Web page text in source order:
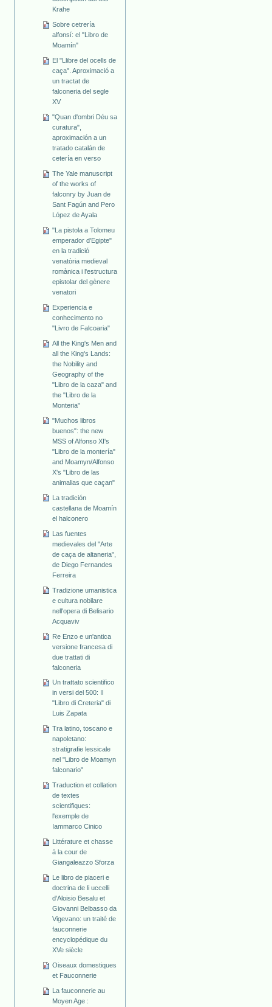
Krahe
Sobre cetrería
alfonsí: el "Libro de
Moamín"
El "Llibre del ocells de
caça". Aproximació a
un tractat de
falconeria del segle
XV
"Quan d'ombri Déu sa
curatura",
aproximación a un
tratado catalán de
cetería en verso
The Yale manuscript
of the works of
falconry by Juan de
Sant Fagún and Pero
López de Ayala
"La pistola a Tolomeu
emperador d'Egipte"
en la tradició
venatòria medieval
romànica i l'estructura
epistolar del gènere
venatori
Experiencia e
conhecimento no
"Livro de Falcoaria"
All the King's Men and
all the King's Lands:
the Nobility and
Geography of the
"Libro de la caza" and
the "Libro de la
Monteria"
"Muchos libros
buenos": the new
MSS of Alfonso XI's
"Libro de la montería"
and Moamyn/Alfonso
X's "Libro de las
animalias que caçan"
La tradición
castellana de Moamín
el halconero
Las fuentes
medievales del "Arte
de caça de altaneria",
de Diego Fernandes
Ferreira
Tradizione umanistica
e cultura nobilare
nell'opera di Belisario
Acquaviv
Re Enzo e un'antica
versione francesa di
due trattati di
falconeria
Un trattato scientifico
in versi del 500: Il
"Libro di Creteria" di
Luis Zapata
Tra latino, toscano e
napoletano:
stratigrafie lessicale
nel "Libro de Moamyn
falconario"
Traduction et collation
de textes
scientifiques:
l'exemple de
Iammarco Cinico
Littérature et chasse
à la cour de
Giangaleazzo Sforza
Le libro de piaceri e
doctrina de li uccelli
d'Aloisio Besalu et
Giovanni Belbasso da
Vigevano: un traité de
fauconnerie
encyclopédique du
XVe siècle
Oiseaux domestiques
et Fauconnerie
La fauconnerie au
Moyen Age :